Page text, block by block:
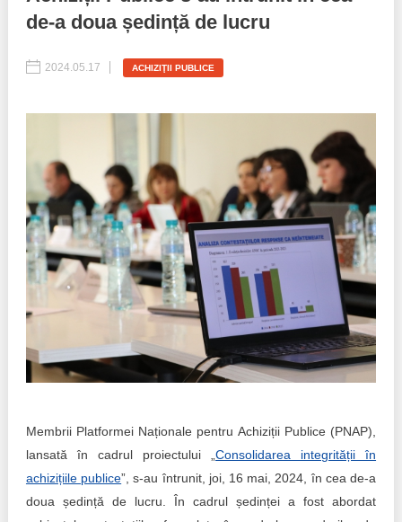
Inițiative în derulare
Manual de proceduri
Note & poziții​
Organigrama IDIS
Anunțuri
Consiliul consulativ internațional IDIS
Politici regionale
Bunele practici
Laborator sociometric
Transparența guvernării locale
People Watch
Proces democratic
Agenda Națională de Business
Puterea hibridă
15 minute de realism economic
Aplică la BUNELE PRACTICI
de-a doua ședință de lucru
2024.05.17 ACHIZIŢII PUBLICE
Membrii Platformei Naționale pentru Achiziții Publice (PNAP),
lansată în cadrul proiectului „Consolidarea integrității în
achizițiile publice”, s-au întrunit, joi, 16 mai, 2024, în cea de-a
doua ședință de lucru. În cadrul ședinței a fost abordat